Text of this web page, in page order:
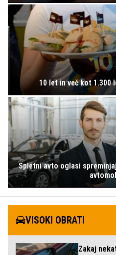
10 let in več kot 1.300
Spletni avto oglasi
VISOKI OBRATI
Zakaj